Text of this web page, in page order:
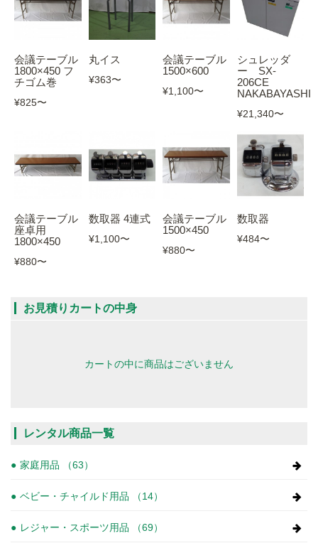
会議テーブル
1800×450 フ
チゴム巻
¥825〜
丸イス
¥363〜
会議テーブル
1500×600
¥1,100〜
シュレッダ
ー SX-
206CE
NAKABAYASHI
¥21,340〜
会議テーブル
座卓用
1800×450
¥880〜
数取器 4連式
¥1,100〜
会議テーブル
1500×450
¥880〜
数取器
¥484〜
お見積りカートの中身
カートの中に商品はございません
レンタル商品一覧
家庭用品 （63）
ベビー・チャイルド用品 （14）
レジャー・スポーツ用品 （69）